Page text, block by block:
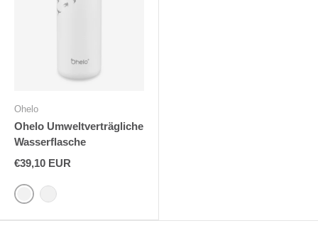
Ohelo
Ohelo Umweltverträgliche
Wasserflasche
€39,10 EUR
RosaWeiß